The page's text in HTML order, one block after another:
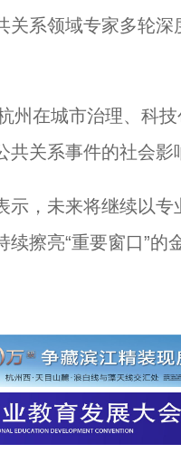
关系领域专家多轮
在城市治理、科技
共关系事件的社会
，未来将继续以专
擦亮“重要窗口”的